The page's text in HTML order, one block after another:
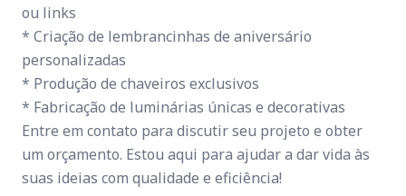
ou links
* Criação de lembrancinhas de aniversário
personalizadas
* Produção de chaveiros exclusivos
* Fabricação de luminárias únicas e decorativas
Entre em contato para discutir seu projeto e obter
um orçamento. Estou aqui para ajudar a dar vida às
suas ideias com qualidade e eficiência!